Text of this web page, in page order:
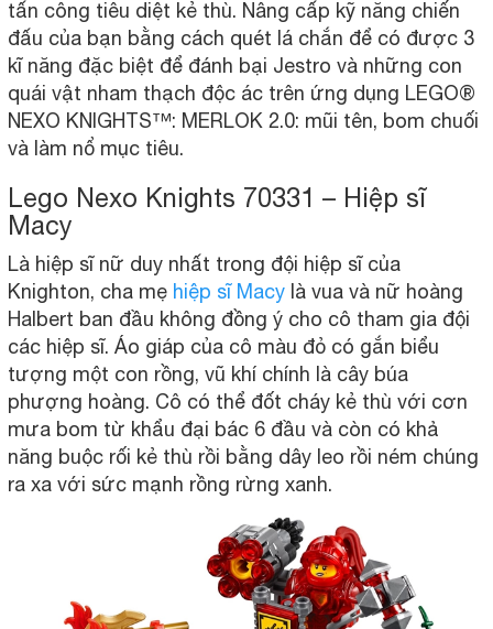
tấn công tiêu diệt kẻ thù. Nâng cấp kỹ năng chiến
đấu của bạn bằng cách quét lá chắn để có được 3
kĩ năng đặc biệt để đánh bại Jestro và những con
quái vật nham thạch độc ác trên ứng dụng LEGO®
NEXO KNIGHTS™: MERLOK 2.0: mũi tên, bom chuối
và làm nổ mục tiêu.
Lego Nexo Knights 70331 – Hiệp sĩ
Macy
Là hiệp sĩ nữ duy nhất trong đội hiệp sĩ của
Knighton, cha mẹ hiệp sĩ Macy là vua và nữ hoàng
Halbert ban đầu không đồng ý cho cô tham gia đội
các hiệp sĩ. Áo giáp của cô màu đỏ có gắn biểu
tượng một con rồng, vũ khí chính là cây búa
phượng hoàng. Cô có thể đốt cháy kẻ thù với cơn
mưa bom từ khẩu đại bác 6 đầu và còn có khả
năng buộc rối kẻ thù rồi bằng dây leo rồi ném chúng
ra xa với sức mạnh rồng rừng xanh.